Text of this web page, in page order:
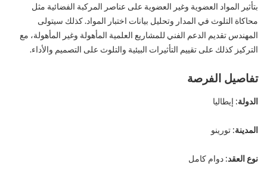
بتأثير المواد العضوية وغير العضوية على عناصر المركبة الفضائية مثل
محاكاة التلوث في المدار وتحليل بيانات اختبار المواد. كذلك سيتولى
المهندس تقديم الدعم الفني للمشاريع العلمية المأهولة وغير المأهولة، مع
التركيز كذلك على تقييم التأثيرات البيئية والتلوث على التصميم والأداء.
تفاصيل الفرصة
الدولة: إيطاليا
المدينة: تورينو
نوع العقد: دوام كامل